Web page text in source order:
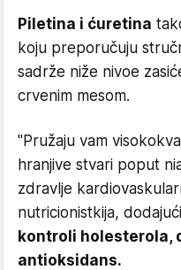
Piletina i ćuretina
koju preporučuju
sadrže niže nivoe
crvenim mesom.
"Pružaju vam
hranjive stvari poput
zdravlje
nutricionistkija,
kontroli holesterola,
antioksidans.